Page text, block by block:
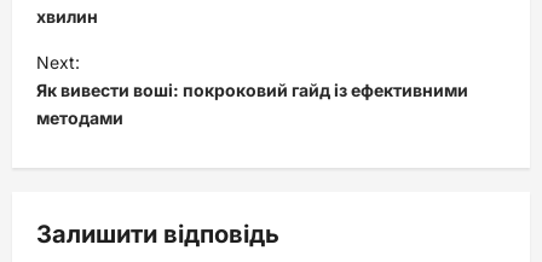
s
t
n
a
v
g
хвилин
Next:
Як вивести воші: покроковий гайд із ефективними
методами
Залишити відповідь